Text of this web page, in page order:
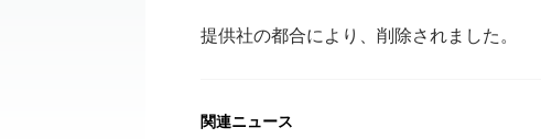
提供社の都合により、削除されました。
関連ニュース